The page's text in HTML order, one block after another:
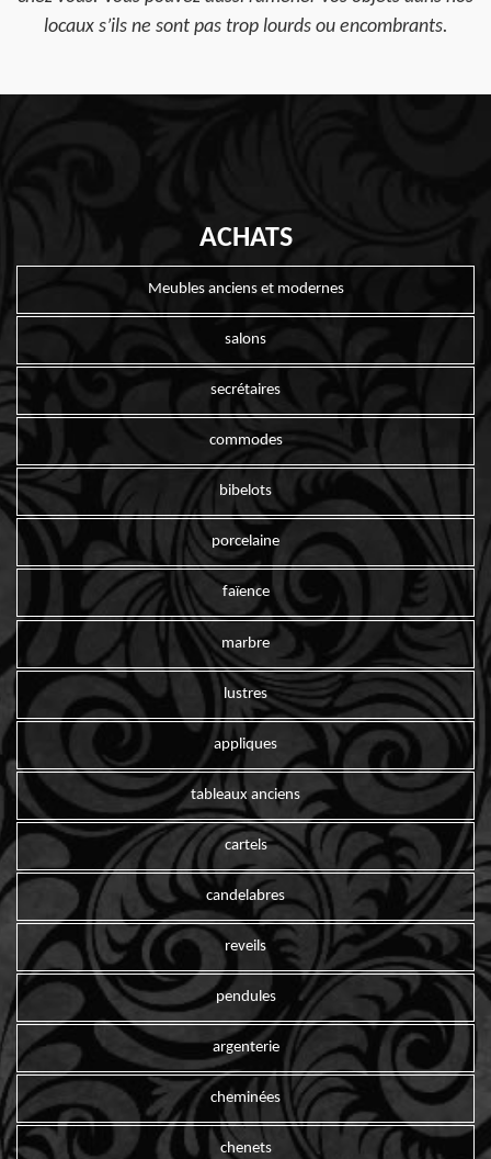
locaux s’ils ne sont pas trop lourds ou encombrants.
ACHATS
Meubles anciens et modernes
salons
secrétaires
commodes
bibelots
porcelaine
faïence
marbre
lustres
appliques
tableaux anciens
cartels
candelabres
reveils
pendules
argenterie
cheminées
chenets